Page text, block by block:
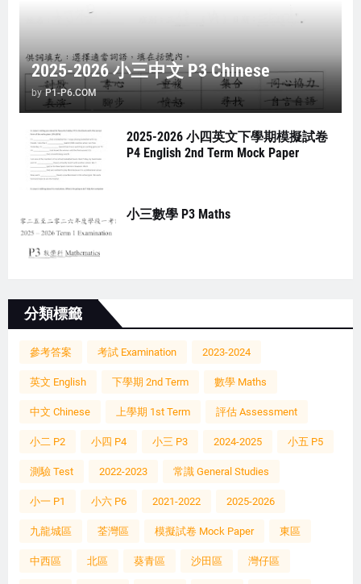
2025-2026 小三中文 P3 Chinese
by P1-P6.COM
2025-2026 小四英文下學期模擬試卷
P4 English 2nd Term Mock Paper
小三數學 P3 Maths
分類標籤
參考答案 考試 Examination 2023-2024
英文 English 下學期 2nd Term 數學 Maths
中文 Chinese 上學期 1st Term 評估 Assessment
小二 P2 小四 P4 小三 P3 2024-2025 小五 P5
測驗 Test 2022-2023 常識 General Studies
小一 P1 小六 P6 2021-2022 2025-2026
九龍城區 荃灣區 模擬試卷 Mock Paper 東區
中西區 北區 葵青區 沙田區 灣仔區